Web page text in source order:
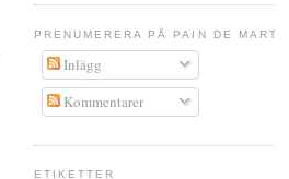
PRENUMERERA PÅ PAIN DE MARTIN
Inlägg
Kommentarer
ETIKETTER